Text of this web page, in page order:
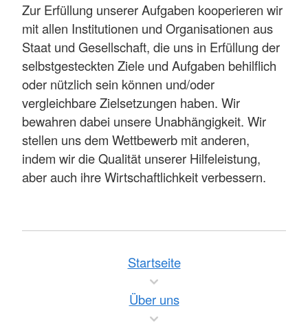
Zur Erfüllung unserer Aufgaben kooperieren wir
mit allen Institutionen und Organisationen aus
Staat und Gesellschaft, die uns in Erfüllung der
selbstgesteckten Ziele und Aufgaben behilflich
oder nützlich sein können und/oder
vergleichbare Zielsetzungen haben. Wir
bewahren dabei unsere Unabhängigkeit. Wir
stellen uns dem Wettbewerb mit anderen,
indem wir die Qualität unserer Hilfeleistung,
aber auch ihre Wirtschaftlichkeit verbessern.
Startseite
Über uns